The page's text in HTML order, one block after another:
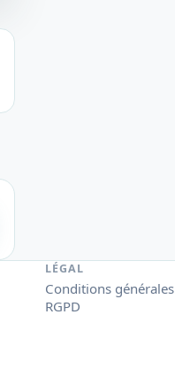
LÉGAL
Conditions générales
RGPD